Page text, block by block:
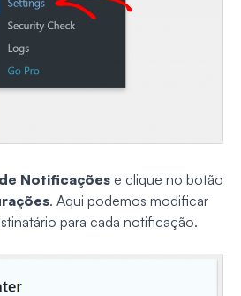
Notificações e clique no botão
. Aqui podemos modificar
para cada notificação.